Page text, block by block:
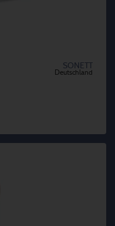
SONETT
Deutschland